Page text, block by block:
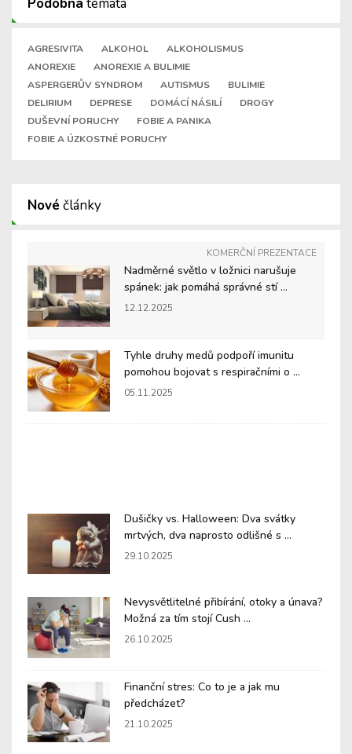
Podobná témata
AGRESIVITA ALKOHOL
ALKOHOLISMUS
ANOREXIE
ANOREXIE A BULIMIE
ASPERGERŮV SYNDROM
AUTISMUS
BULIMIE
DELIRIUM
DEPRESE DOMÁCÍ NÁSILÍ
DROGY
DUŠEVNÍ PORUCHY
FOBIE A PANIKA
FOBIE A ÚZKOSTNÉ PORUCHY
Nové články
KOMERČNÍ PREZENTACE
Nadměrné světlo v ložnici narušuje
spánek: jak pomáhá správné stí ...
12.12.2025
Tyhle druhy medů podpoří imunitu
pomohou bojovat s respiračními o ...
05.11.2025
Dušičky vs. Halloween: Dva svátky
mrtvých, dva naprosto odlišné s ...
29.10.2025
Nevysvětlitelné přibírání, otoky a únava?
Možná za tím stojí Cush ...
26.10.2025
Finanční stres: Co to je a jak mu
předcházet?
21.10.2025